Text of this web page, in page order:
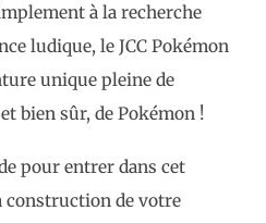
à la recherche
ludique, le JCC Pokémon
unique pleine de
bien sûr, de Pokémon !
pour entrer dans cet
construction de votre